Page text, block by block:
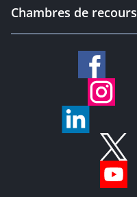
Chambres de recours